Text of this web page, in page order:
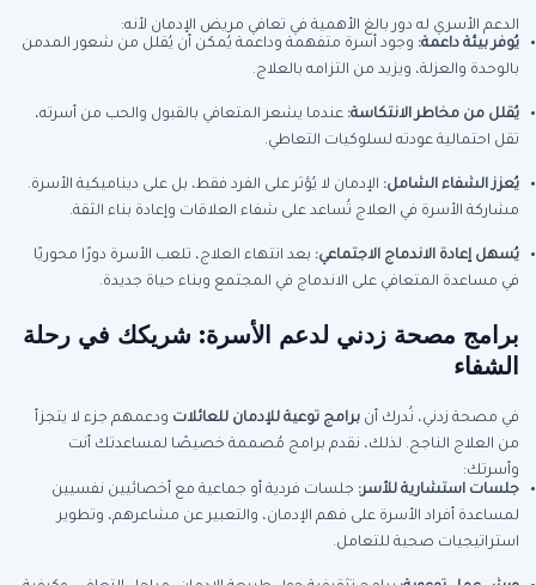
الدعم الأسري له دور بالغ الأهمية في تعافي مريض الإدمان لأنه:
يُوفر بيئة داعمة: وجود أسرة متفهمة وداعمة يُمكن أن يُقلل من شعور المدمن
بالوحدة والعزلة، ويزيد من التزامه بالعلاج.
يُقلل من مخاطر الانتكاسة: عندما يشعر المتعافي بالقبول والحب من أسرته،
تقل احتمالية عودته لسلوكيات التعاطي.
يُعزز الشفاء الشامل: الإدمان لا يُؤثر على الفرد فقط، بل على ديناميكية الأسرة.
مشاركة الأسرة في العلاج تُساعد على شفاء العلاقات وإعادة بناء الثقة.
يُسهل إعادة الاندماج الاجتماعي: بعد انتهاء العلاج، تلعب الأسرة دورًا محوريًا
في مساعدة المتعافي على الاندماج في المجتمع وبناء حياة جديدة.
برامج مصحة زدني لدعم الأسرة: شريكك في رحلة
الشفاء
في مصحة زدني، نُدرك أن برامج توعية للإدمان للعائلات ودعمهم جزء لا يتجزأ
من العلاج الناجح. لذلك، نقدم برامج مُصممة خصيصًا لمساعدتك أنت
وأسرتك:
جلسات استشارية للأسر: جلسات فردية أو جماعية مع أخصائيين نفسيين
لمساعدة أفراد الأسرة على فهم الإدمان، والتعبير عن مشاعرهم، وتطوير
استراتيجيات صحية للتعامل.